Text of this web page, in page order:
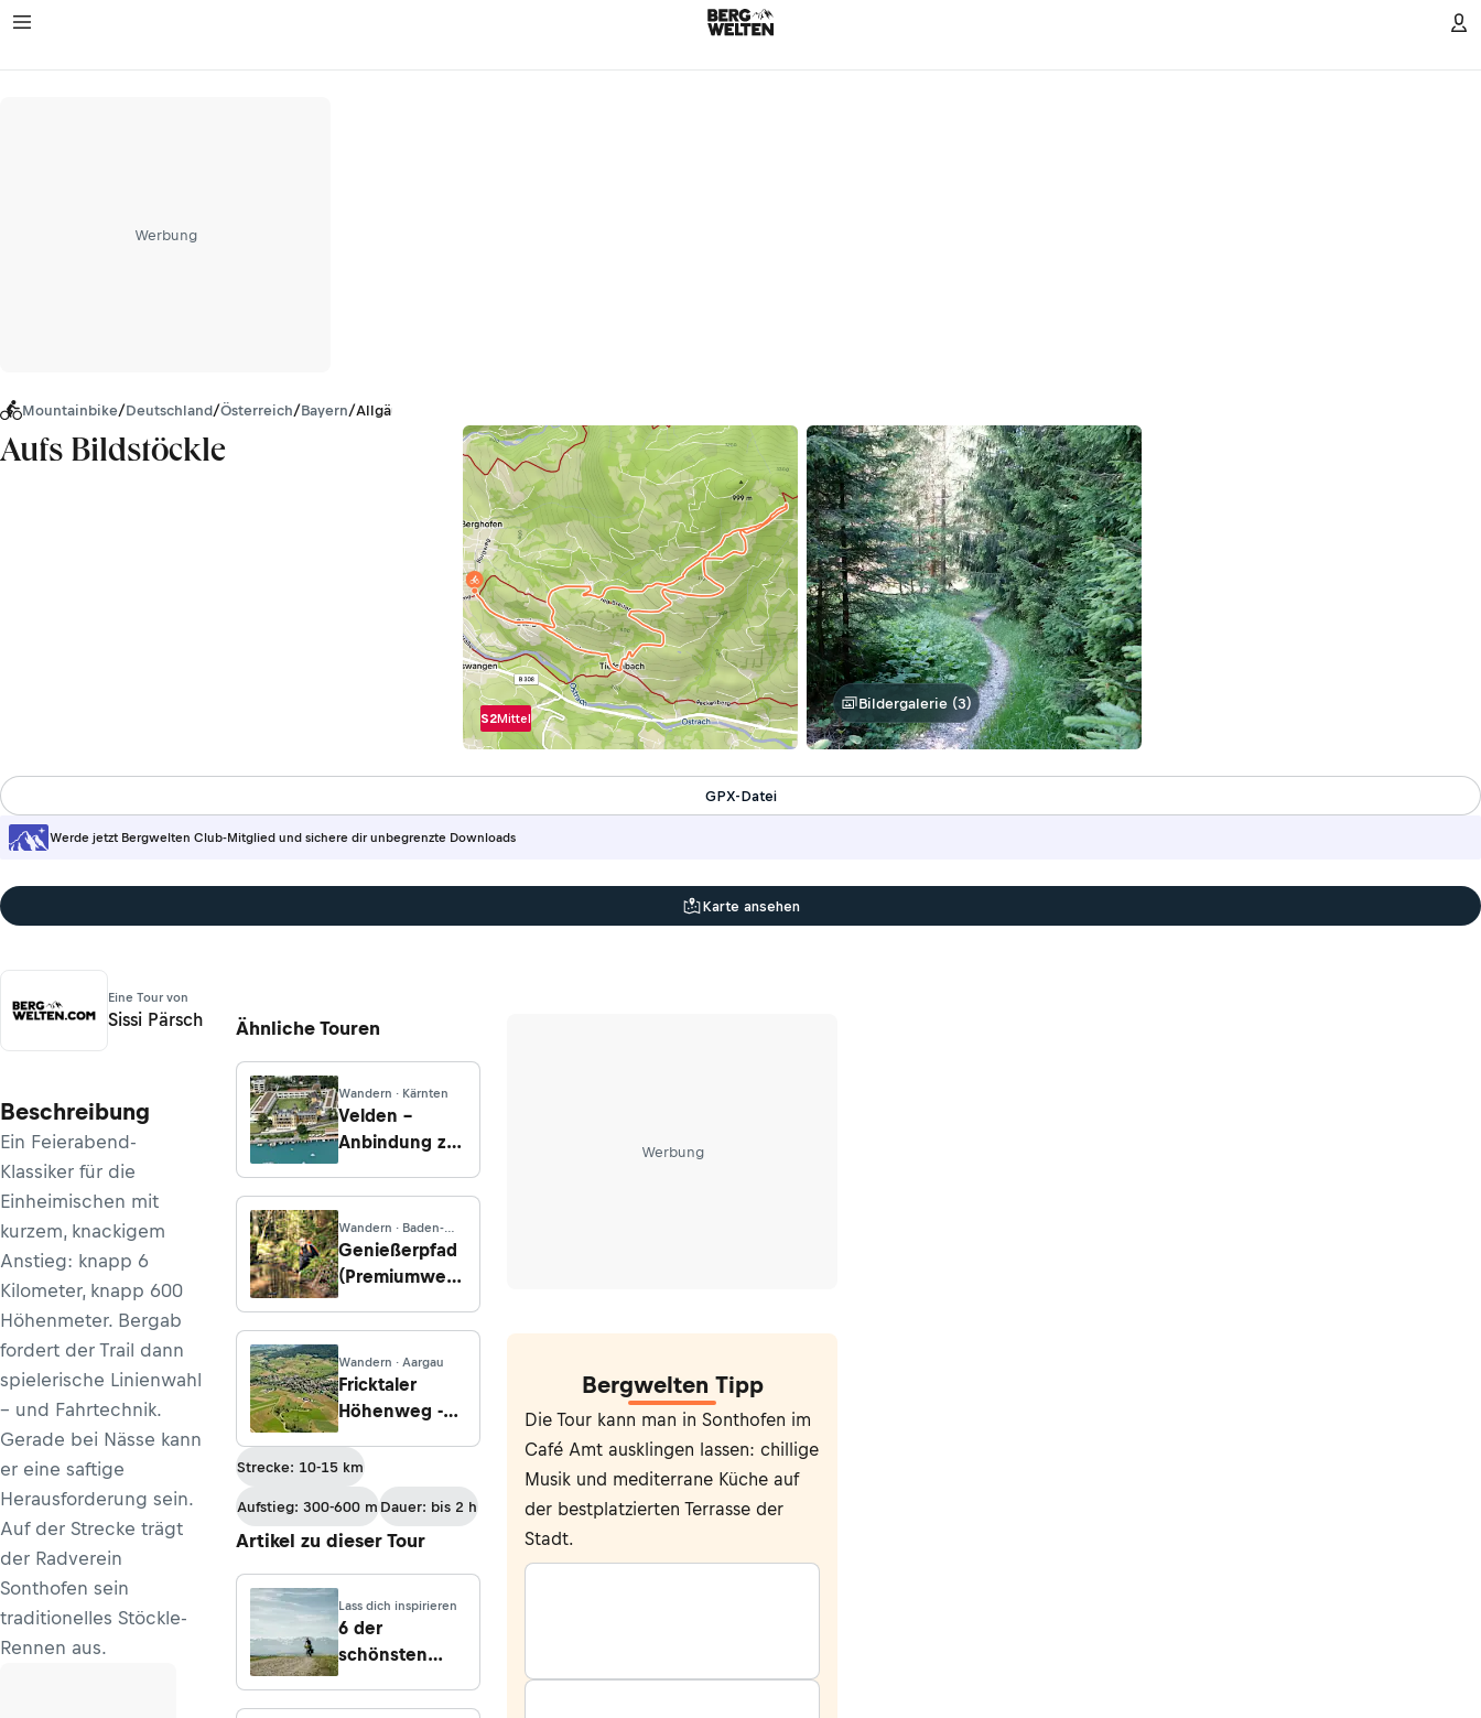
Werbung
Mountainbike/Deutschland/Österreich/Bayern/Allgäuer Alpen
Aufs Bildstöckle
S2Mittel
Bildergalerie (3)
Werde jetzt Bergwelten Club-Mitglied und sichere dir unbegrenzte Downloads
GPX-Datei
Karte ansehen
Eine Tour von
Sissi Pärsch
Beschreibung
Ein Feierabend-
Klassiker für die
Einheimischen mit
kurzem, knackigem
Anstieg: knapp 6
Kilometer, knapp 600
Höhenmeter. Bergab
fordert der Trail dann
spielerische Linienwahl
– und Fahrtechnik.
Gerade bei Nässe kann
er eine saftige
Herausforderung sein.
Auf der Strecke trägt
der Radverein
Sonthofen sein
traditionelles Stöckle-
Rennen aus.
Ähnliche Touren
Wandern · Kärnten
Velden –
Anbindung zur
Runde
Wandern · Baden-
Württemberg
Genießerpfad
(Premiumweg)
und
Wiesenpfad
Calw - Bad
Teinach -
Wandern · Aargau
Fricktaler
Höhenweg -
Wegenstetten
nach Frick
Strecke: 10-15 km
Aufstieg: 300-600 m Dauer: bis 2 h
Artikel zu dieser Tour
Lass dich inspirieren
6 der
schönsten
Allgäu
Werbung
Bergwelten Tipp
Die Tour kann man in Sonthofen im
Café Amt ausklingen lassen: chillige
Musik und mediterrane Küche auf
der bestplatzierten Terrasse der
Stadt.